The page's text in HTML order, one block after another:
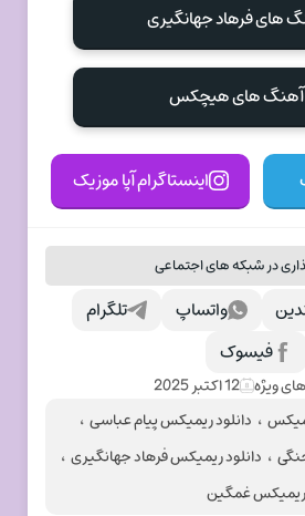
های فرهاد جهانگیری
آهنگ های هیچکس
اینستاگرام آپا موزیک
در شبکه های اجتماعی
تلگرام واتساپ
فیسوک
ویژه 12 اکتبر 2025
، دانلود ریمیکس پیام عباسی ،
، دانلود ریمیکس فرهاد جهانگیری ،
ریمیکس غمگین